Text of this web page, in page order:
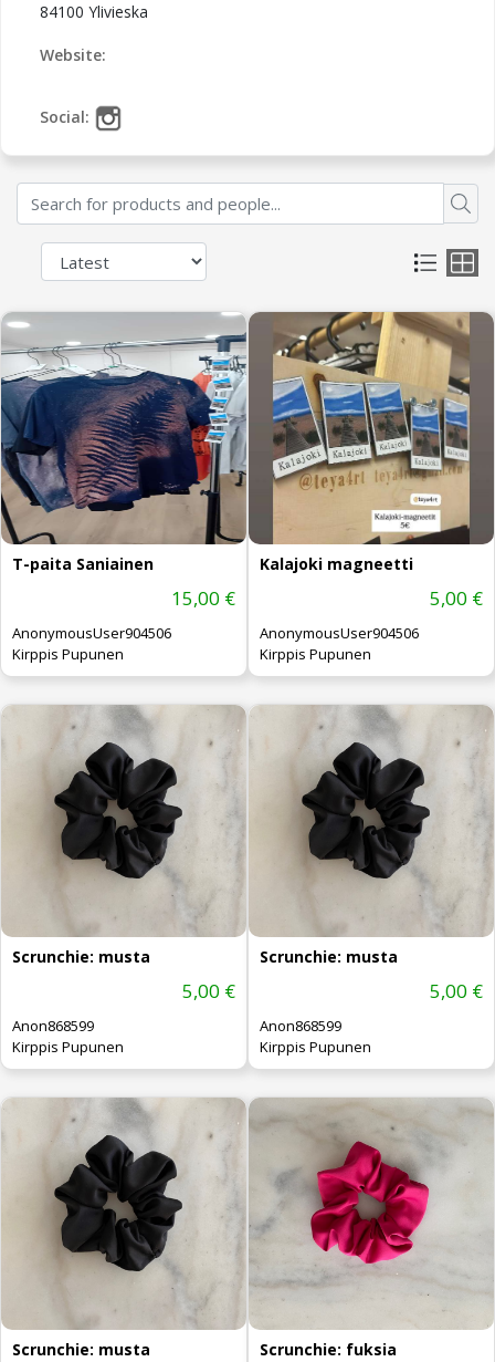
84100 Ylivieska
Website:
Social:
T-paita Saniainen
15,00 €
AnonymousUser904506
Kirppis Pupunen
Kalajoki magneetti
5,00 €
AnonymousUser904506
Kirppis Pupunen
Scrunchie: musta
5,00 €
Anon868599
Kirppis Pupunen
Scrunchie: musta
5,00 €
Anon868599
Kirppis Pupunen
Scrunchie: musta Scrunchie: fuksia